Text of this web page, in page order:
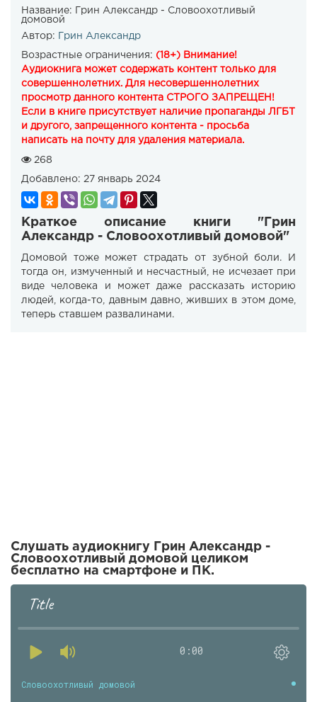
Название: Грин Александр - Словоохотливый
домовой
Автор:
Грин Александр
Возрастные ограничения: (18+) Внимание!
Аудиокнига может содержать контент только для
совершеннолетних. Для несовершеннолетних
просмотр данного контента СТРОГО ЗАПРЕЩЕН!
Если в книге присутствует наличие пропаганды ЛГБТ
и другого, запрещенного контента - просьба
написать на почту для удаления материала.
268
Добавлено: 27 январь 2024
Краткое описание книги "Грин
Александр - Словоохотливый домовой"
Домовой тоже может страдать от зубной боли. И
тогда он, измученный и несчастный, не исчезает при
виде человека и может даже рассказать историю
людей, когда-то, давным давно, живших в этом доме,
теперь ставшем развалинами.
Слушать аудиокнигу Грин Александр -
Словоохотливый домовой целиком
бесплатно на смартфоне и ПК.
Title
0:00
Словоохотливый домовой